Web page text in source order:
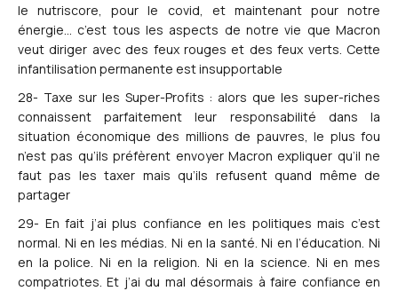
le nutriscore, pour le covid, et maintenant pour notre
énergie… c’est tous les aspects de notre vie que Macron
veut diriger avec des feux rouges et des feux verts. Cette
infantilisation permanente est insupportable
28- Taxe sur les Super-Profits : alors que les super-riches
connaissent parfaitement leur responsabilité dans la
situation économique des millions de pauvres, le plus fou
n’est pas qu’ils préfèrent envoyer Macron expliquer qu’il ne
faut pas les taxer mais qu’ils refusent quand même de
partager
29- En fait j’ai plus confiance en les politiques mais c’est
normal. Ni en les médias. Ni en la santé. Ni en l’éducation. Ni
en la police. Ni en la religion. Ni en la science. Ni en mes
compatriotes. Et j’ai du mal désormais à faire confiance en